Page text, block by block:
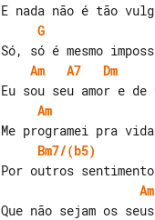
G
Am
A7
Dm
Am
Bm7/(b5)
Am
Que não sejam os seus